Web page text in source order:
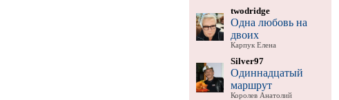
twodridge
Одна любовь на
двоих
Карпук Елена
Silver97
Одиннадцатый
маршрут
Королев Анатолий